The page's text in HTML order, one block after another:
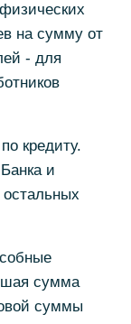
на сумму от
- для
кредиту.
и
сумма
суммы